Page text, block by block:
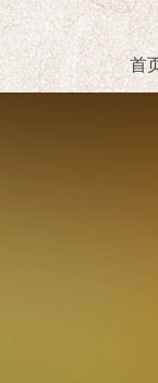
首